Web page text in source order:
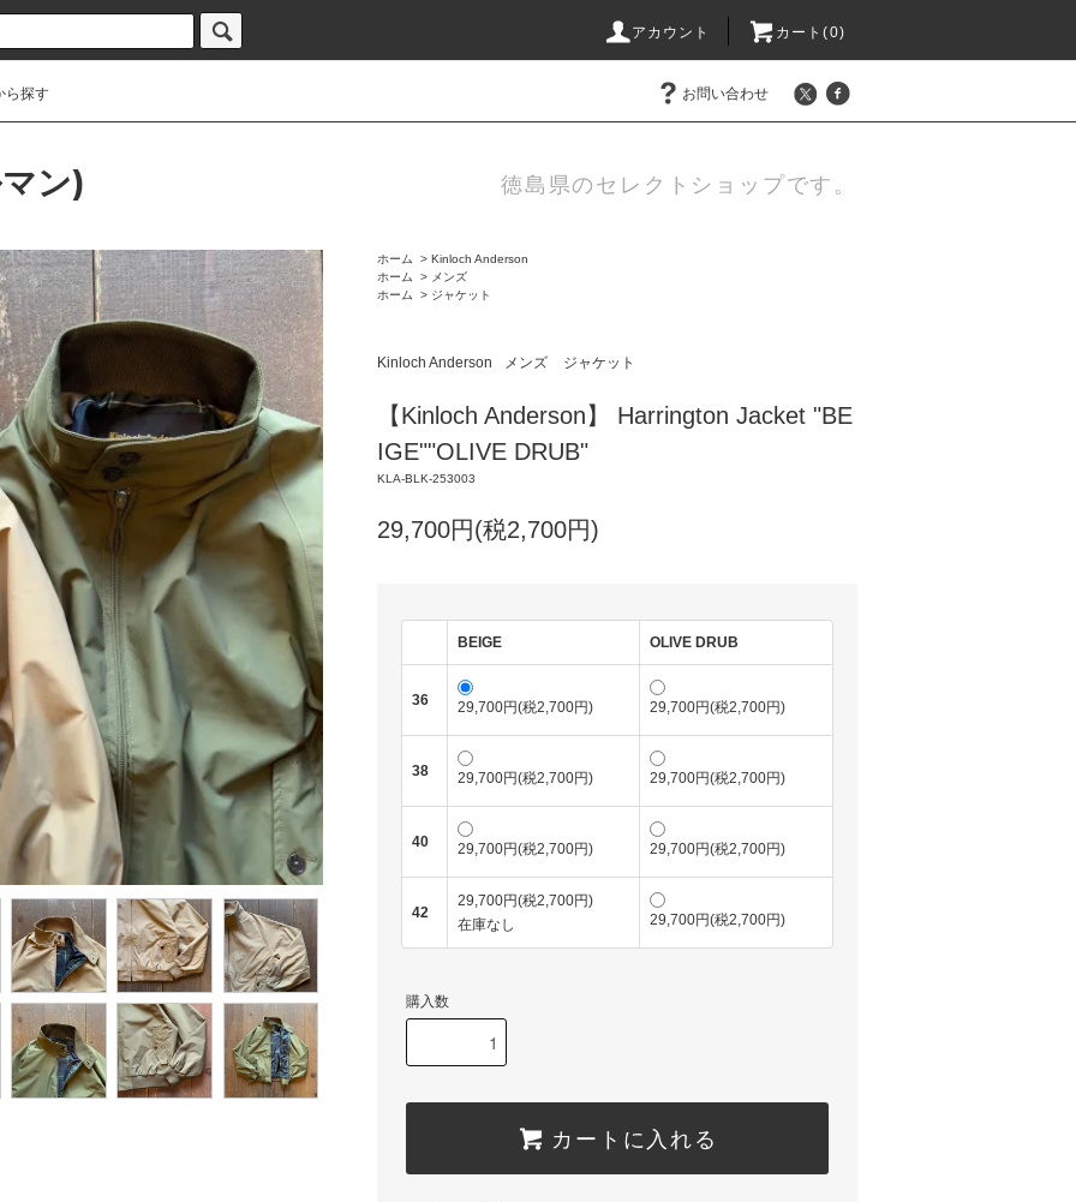
アカウント カート(0)
ら探す お問い合わせ
ン) 徳島県のセレクトショップです。
ホーム > Kinloch Anderson
ホーム
> メンズ
ホーム
> ジャケット
Kinloch Anderson メンズ ジャケット
【Kinloch Anderson】 Harrington Jacket "BE
IGE""OLIVE DRUB"
KLA-BLK-253003
29,700円(税2,700円)
BEIGE OLIVE DRUB
36 29,700円(税2,700円) 29,700円(税2,700円)
38 29,700円(税2,700円) 29,700円(税2,700円)
40 29,700円(税2,700円) 29,700円(税2,700円)
42
29,700円(税2,700円)
在庫なし
29,700円(税2,700円)
購入数
カートに入れる